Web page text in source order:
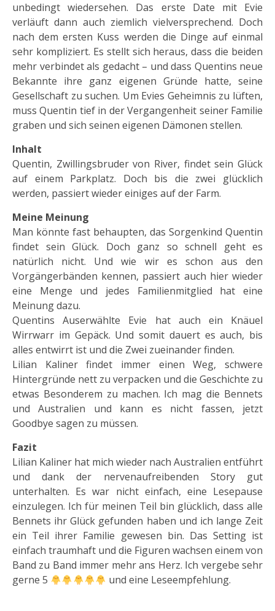
unbedingt wiedersehen. Das erste Date mit Evie
verläuft dann auch ziemlich vielversprechend. Doch
nach dem ersten Kuss werden die Dinge auf einmal
sehr kompliziert. Es stellt sich heraus, dass die beiden
mehr verbindet als gedacht – und dass Quentins neue
Bekannte ihre ganz eigenen Gründe hatte, seine
Gesellschaft zu suchen. Um Evies Geheimnis zu lüften,
muss Quentin tief in der Vergangenheit seiner Familie
graben und sich seinen eigenen Dämonen stellen.
Inhalt
Quentin, Zwillingsbruder von River, findet sein Glück
auf einem Parkplatz. Doch bis die zwei glücklich
werden, passiert wieder einiges auf der Farm.
Meine Meinung
Man könnte fast behaupten, das Sorgenkind Quentin
findet sein Glück. Doch ganz so schnell geht es
natürlich nicht. Und wie wir es schon aus den
Vorgängerbänden kennen, passiert auch hier wieder
eine Menge und jedes Familienmitglied hat eine
Meinung dazu.
Quentins Auserwählte Evie hat auch ein Knäuel
Wirrwarr im Gepäck. Und somit dauert es auch, bis
alles entwirrt ist und die Zwei zueinander finden.
Lilian Kaliner findet immer einen Weg, schwere
Hintergründe nett zu verpacken und die Geschichte zu
etwas Besonderem zu machen. Ich mag die Bennets
und Australien und kann es nicht fassen, jetzt
Goodbye sagen zu müssen.
Fazit
Lilian Kaliner hat mich wieder nach Australien entführt
und dank der nervenaufreibenden Story gut
unterhalten. Es war nicht einfach, eine Lesepause
einzulegen. Ich für meinen Teil bin glücklich, dass alle
Bennets ihr Glück gefunden haben und ich lange Zeit
ein Teil ihrer Familie gewesen bin. Das Setting ist
einfach traumhaft und die Figuren wachsen einem von
Band zu Band immer mehr ans Herz. Ich vergebe sehr
gerne 5
und eine Leseempfehlung.